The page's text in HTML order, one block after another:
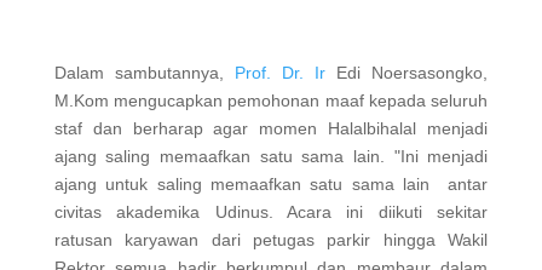
Dalam sambutannya, Prof. Dr. Ir Edi Noersasongko,
M.Kom mengucapkan pemohonan maaf kepada seluruh
staf dan berharap agar momen Halalbihalal menjadi
ajang saling memaafkan satu sama lain. "Ini menjadi
ajang untuk saling memaafkan satu sama lain antar
civitas akademika Udinus. Acara ini diikuti sekitar
ratusan karyawan dari petugas parkir hingga Wakil